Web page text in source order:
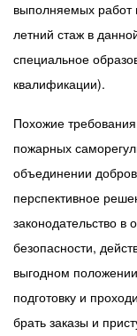
выполняемых работ
летний стаж в
специальное
квалификации).
Похожие
пожарных
объединении
перспективное
законодательство в
безопасности,
выгодном
подготовку и
брать заказы и